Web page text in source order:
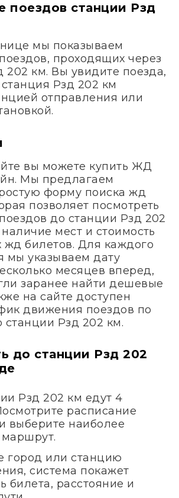
поездов станции Рзд
мы показываем
проходящих через
202 км. Вы увидите поезда,
Рзд 202 км
отправления или
вы можете купить ЖД
Мы предлагаем
форму поиска жд
позволяет посмотреть
до станции Рзд 202
мест и стоимость
жд билетов. Для каждого
мы указываем дату
месяцев вперед,
заранее найти дешевые
на сайте доступен
движения поездов по
Рзд 202 км.
до станции Рзд 202
Рзд 202 км едут 4
расписание
выберите наиболее
город или станцию
система покажет
билета, расстояние и